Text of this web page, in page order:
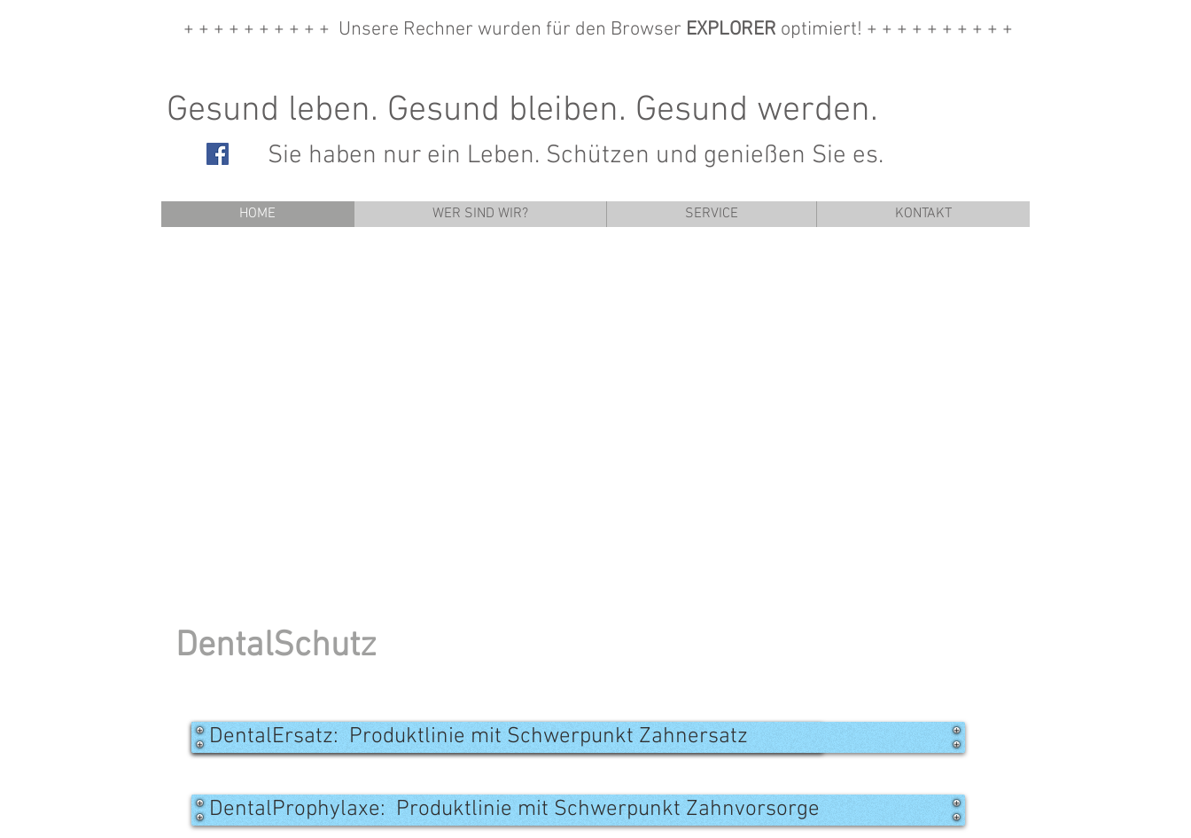
+ + + + + + + + + + Unsere Rechner wurden für den Browser EXPLORER optimiert! + + + + + + + + + +
Gesund leben. Gesund bleiben. Gesund werden.
Sie haben nur ein Leben. Schützen und genießen Sie es.
HOME WER SIND WIR? SERVICE KONTAKT
DentalSchutz
DentalErsatz: ​ Produktlinie mit Schwerpunkt Zahnersatz
DentalErsatz: ​ Produktlinie mit Schwerpunkt Zahnersatz
DentalProphylaxe: ​ Produktlinie mit Schwerpunkt Zahnvorsorge